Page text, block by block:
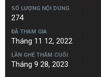
SỐ LƯỢNG NỘI DUNG
274
ĐÃ THAM GIA
Tháng 11 12, 2022
LẦN GHÉ THĂM CUỐI
Tháng 9 28, 2023